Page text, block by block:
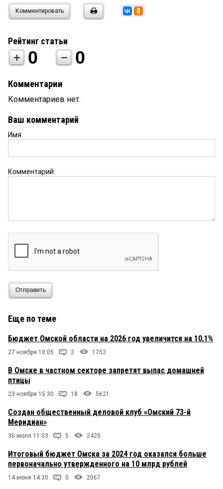
Комментировать
Рейтинг статьи
0 0
Комментарии
Комментариев нет.
Ваш комментарий
Имя
Комментарий
Отправить
Еще по теме
Бюджет Омской области на 2026 год увеличится на 10,1%
27 ноября 10:05 2 1752
В Омске в частном секторе запретят выпас домашней
птицы
23 ноября 15:30 18 5621
Создан общественный деловой клуб «Омский 73-й
Меридиан»
30 июля 11:03 5 2425
Итоговый бюджет Омска за 2024 год оказался больше
первоначально утвержденного на 10 млрд рублей
14 июня 14:30 0 2067